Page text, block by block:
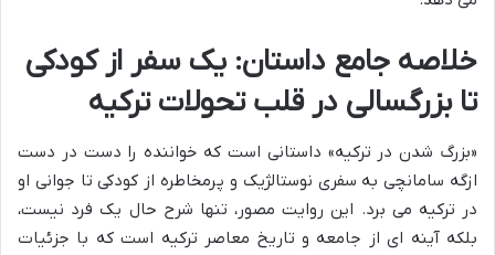
خلاصه جامع داستان: یک سفر از کودکی
تا بزرگسالی در قلب تحولات ترکیه
«بزرگ شدن در ترکیه» داستانی است که خواننده را دست در دست
ازگه سامانچی به سفری نوستالژیک و پرمخاطره از کودکی تا جوانی او
در ترکیه می برد. این روایت مصور، تنها شرح حال یک فرد نیست،
بلکه آینه ای از جامعه و تاریخ معاصر ترکیه است که با جزئیات